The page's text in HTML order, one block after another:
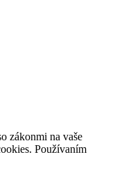
zákonmi na vaše
Používaním